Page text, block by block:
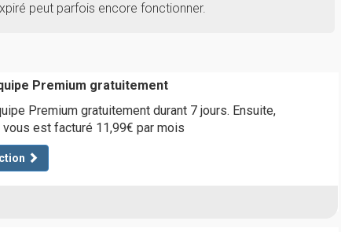
peut parfois encore fonctionner.
Premium gratuitement
Premium gratuitement durant 7 jours. Ensuite,
vous est facturé 11,99€ par mois